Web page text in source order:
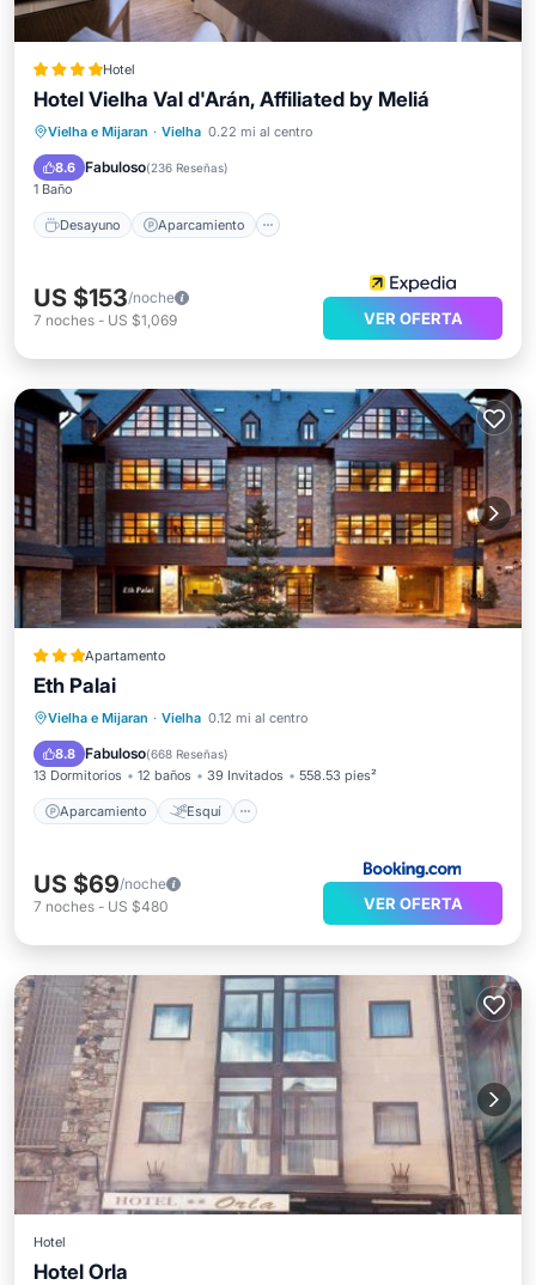
Hotel
Hotel Vielha Val d'Arán, Affiliated by Meliá
Vielha e Mijaran · Vielha 0.22 mi al centro
8.6 Fabuloso(236 Reseñas)
1 Baño
Desayuno Aparcamiento
Desayuno Aparcamiento
Spa
US $153/noche
7 noches - US $1,069 VER OFERTA
Apartamento
Eth Palai
Vielha e Mijaran · Vielha 0.12 mi al centro
8.8 Fabuloso(668 Reseñas)
13 Dormitorios 12 baños 39 Invitados 558.53 pies²
Aparcamiento Esquí
Aparcamiento Esquí
Apto para niños
US $69/noche
7 noches - US $480 VER OFERTA
Hotel
Hotel Orla